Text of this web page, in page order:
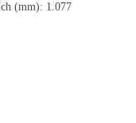
(mm): 1.077